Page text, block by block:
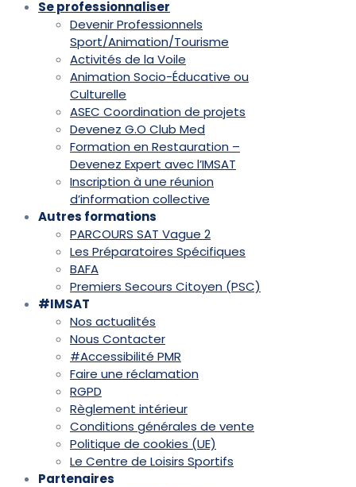
Se professionnaliser
Devenir Professionnels
Sport/Animation/Tourisme
Activités de la Voile
Animation Socio-Éducative ou
Culturelle
ASEC Coordination de projets
Devenez G.O Club Med
Formation en Restauration –
Devenez Expert avec l’IMSAT
Inscription à une réunion
d’information collective
Autres formations
PARCOURS SAT Vague 2
Les Préparatoires Spécifiques
BAFA
Premiers Secours Citoyen (PSC)
#IMSAT
Nos actualités
Nous Contacter
#Accessibilité PMR
Faire une réclamation
RGPD
Règlement intérieur
Conditions générales de vente
Politique de cookies (UE)
Le Centre de Loisirs Sportifs
Partenaires